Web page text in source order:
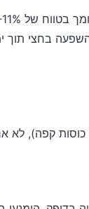
בחצי תוך